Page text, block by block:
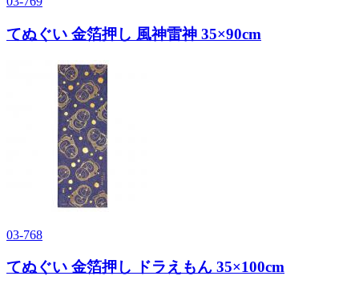
てぬぐい 金箔押し 風神雷神 35×90cm
03-768
てぬぐい 金箔押し ドラえもん 35×100cm